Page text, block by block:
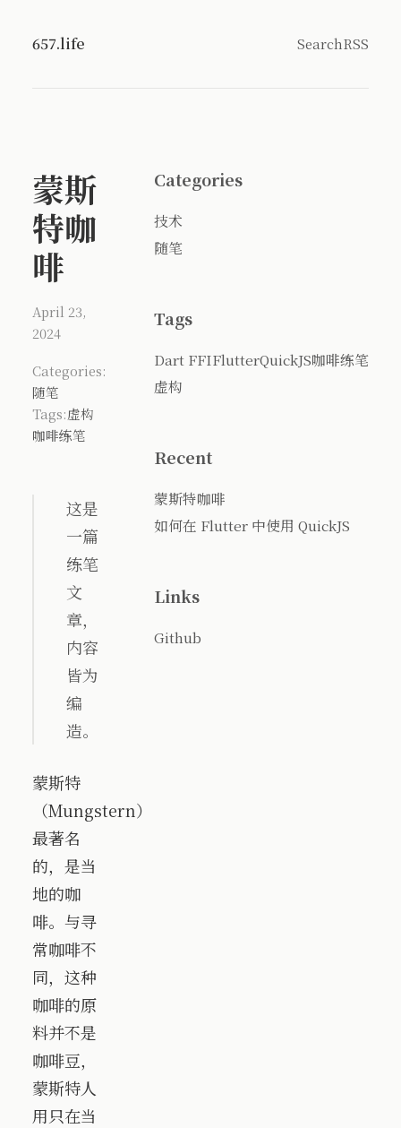
657.life SearchRSS
蒙斯
特咖
啡
April 23,
2024
Categories:
随笔
Tags:虚构
咖啡练笔
这是
一篇
练笔
文
章，
内容
皆为
编
造。
蒙斯特
（Mungstern）
最著名
的，是当
地的咖
啡。与寻
常咖啡不
同，这种
咖啡的原
料并不是
咖啡豆，
蒙斯特人
用只在当
Categories
技术
随笔
Tags
Dart FFIFlutterQuickJS咖啡练笔
虚构
Recent
蒙斯特咖啡
如何在 Flutter 中使用 QuickJS
Links
Github